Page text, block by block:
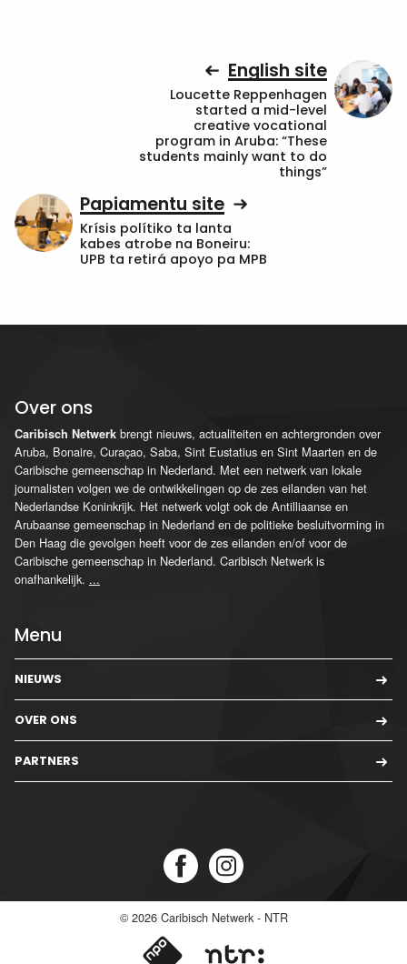
English site
Loucette Reppenhagen
started a mid-level
creative vocational
program in Aruba: “These
students mainly want to do
things”
Papiamentu site
Krísis polítiko ta lanta
kabes atrobe na Boneiru:
UPB ta retirá apoyo pa MPB
Over ons
Caribisch Netwerk brengt nieuws, actualiteiten en achtergronden over
Aruba, Bonaire, Curaçao, Saba, Sint Eustatius en Sint Maarten en de
Caribische gemeenschap in Nederland. Met een netwerk van lokale
journalisten volgen we de ontwikkelingen op de zes eilanden van het
Nederlandse Koninkrijk. Het netwerk volgt ook de Antilliaanse en
Arubaanse gemeenschap in Nederland en de politieke besluitvorming in
Den Haag die gevolgen heeft voor de zes eilanden en/of voor de
Caribische gemeenschap in Nederland. Caribisch Netwerk is
onafhankelijk. ...
Menu
NIEUWS
OVER ONS
PARTNERS
© 2026 Caribisch Netwerk - NTR